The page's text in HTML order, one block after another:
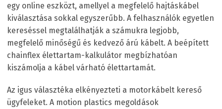
egy online eszközt, amellyel a megfelelő hajtáskábel
kiválasztása sokkal egyszerűbb. A felhasználók egyetlen
kereséssel megtalálhatják a számukra legjobb,
megfelelő minőségű és kedvező árú kábelt. A beépített
chainflex élettartam-kalkulátor megbízhatóan
kiszámolja a kábel várható élettartamát.
Az igus választéka elkényezteti a motorkábelt kereső
ügyfeleket. A motion plastics megoldások